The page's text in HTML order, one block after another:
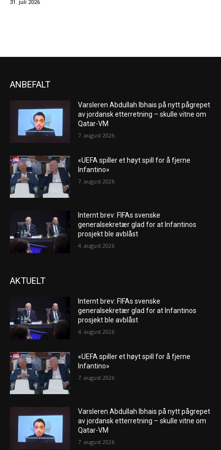
31. juli 2026
ANBEFALT
Varsleren Abdullah Ibhais på nytt pågrepet
av jordansk etterretning – skulle vitne om
Qatar-VM
7. august 2026
«UEFA spiller et høyt spill for å fjerne
Infantino»
7. august 2026
Internt brev: FIFAs svenske
generalsekretær glad for at Infantinos
prosjekt ble avblåst
4. august 2026
AKTUELT
Internt brev: FIFAs svenske
generalsekretær glad for at Infantinos
prosjekt ble avblåst
4. august 2026
«UEFA spiller et høyt spill for å fjerne
Infantino»
7. august 2026
Varsleren Abdullah Ibhais på nytt pågrepet
av jordansk etterretning – skulle vitne om
Qatar-VM
7. august 2026